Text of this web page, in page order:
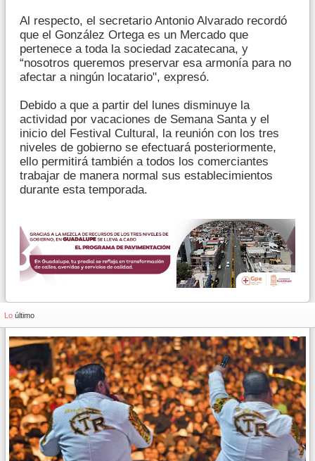
Al respecto, el secretario Antonio Alvarado recordó
que el González Ortega es un Mercado que
pertenece a toda la sociedad zacatecana, y
“nosotros queremos preservar esa armonía para no
afectar a ningún locatario", expresó.
Debido a que a partir del lunes disminuye la
actividad por vacaciones de Semana Santa y el
inicio del Festival Cultural, la reunión con los tres
niveles de gobierno se efectuará posteriormente,
ello permitirá también a todos los comerciantes
trabajar de manera normal sus establecimientos
durante esta temporada.
Lo último